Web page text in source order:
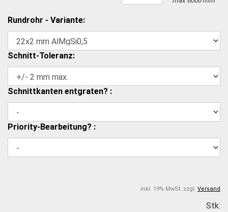
Rundrohr - Variante:
Schnitt-Toleranz:
Schnittkanten entgraten? :
Priority-Bearbeitung? :
inkl. 19% MwSt. zzgl. Versand
Stk: